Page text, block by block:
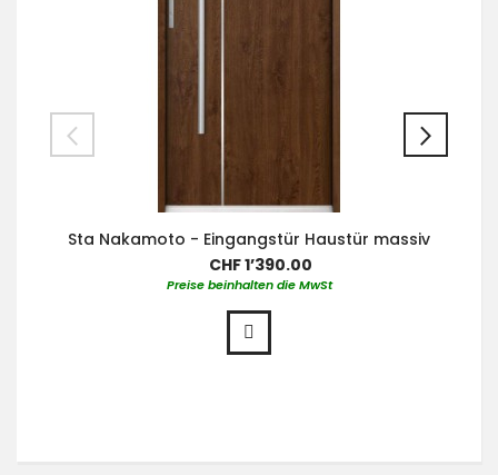
Sta Nakamoto - Eingangstür Haustür massiv
CHF 1’390.00
Preise beinhalten die MwSt